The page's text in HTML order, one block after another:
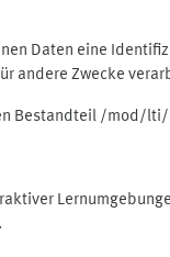
Daten eine
andere Zwecke
Bestandteil /mod/